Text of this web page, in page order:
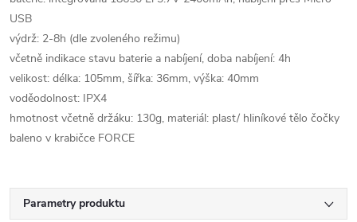
USB
výdrž: 2-8h (dle zvoleného režimu)
včetně indikace stavu baterie a nabíjení, doba nabíjení: 4h
velikost: délka: 105mm, šířka: 36mm, výška: 40mm
voděodolnost: IPX4
hmotnost včetně držáku: 130g, materiál: plast/ hliníkové tělo čočky
baleno v krabičce FORCE
Parametry produktu